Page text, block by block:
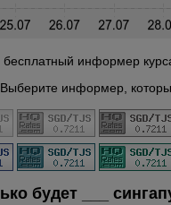
информер
информер,
будет